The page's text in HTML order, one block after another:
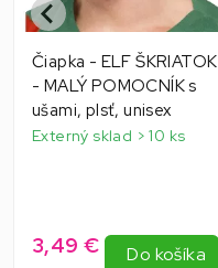
Čiapka - ELF ŠKRIATOK
- MALÝ POMOCNÍK s
ušami, plsť, unisex
Externý sklad > 10 ks
3,49 € Do košíka